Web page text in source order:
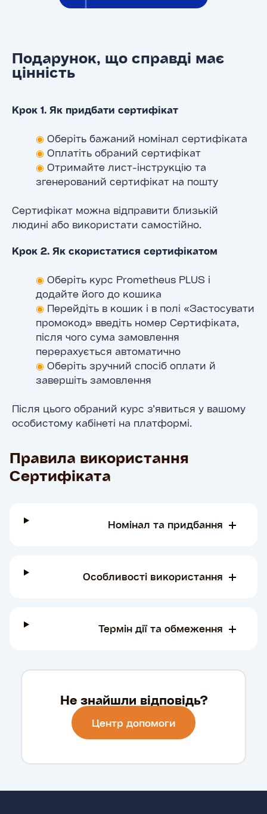
Подарунок, що справді має
цінність
Крок 1. Як придбати сертифікат
◉ Оберіть бажаний номінал сертифіката
◉ Оплатіть обраний сертифікат
◉ Отримайте лист-інструкцію та
згенерований сертифікат на пошту
Сертифікат можна відправити близькій
людині або використати самостійно.
Крок 2. Як скористатися сертифікатом
◉ Оберіть курс Prometheus PLUS і
додайте його до кошика
◉ Перейдіть в кошик і в полі «Застосувати
промокод» введіть номер Сертифіката,
після чого сума замовлення
перерахується автоматично
◉ Оберіть зручний спосіб оплати й
завершіть замовлення
Після цього обраний курс з’явиться у вашому
особистому кабінеті на платформі.
Правила використання
Сертифіката
Номінал та придбання
Особливості використання
Термін дії та обмеження
Не знайшли відповідь?
Центр допомоги